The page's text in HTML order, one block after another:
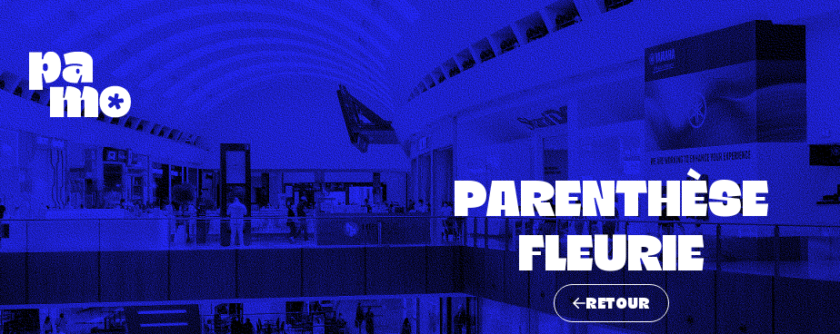
PARENTHÈSE
FLEURIE
RETOUR